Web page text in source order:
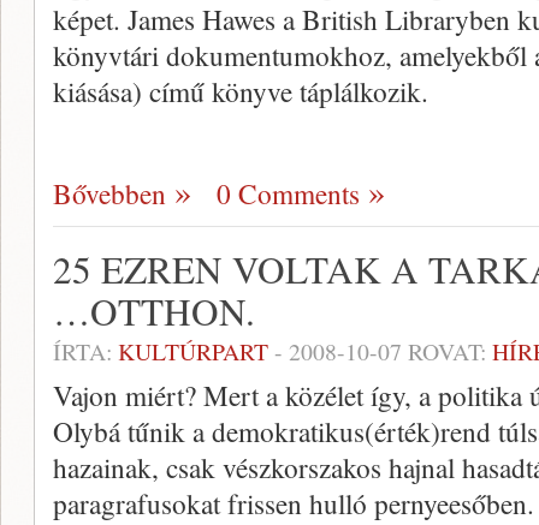
képet. James Hawes a British Libraryben
könyvtári dokumentumokhoz,
kiásása) című könyve táplálkozik.
Bővebben 0 Comments
25 EZREN VOLTAK A
…OTTHON.
ÍRTA: KULTÚRPART- 2008-10-07 ROVAT:
Vajon miért? Mert a közélet így, a politika
Olybá tűnik a demokratikus(érték)rend
hazainak, csak vészkorszakos hajnal
paragrafusokat frissen hulló